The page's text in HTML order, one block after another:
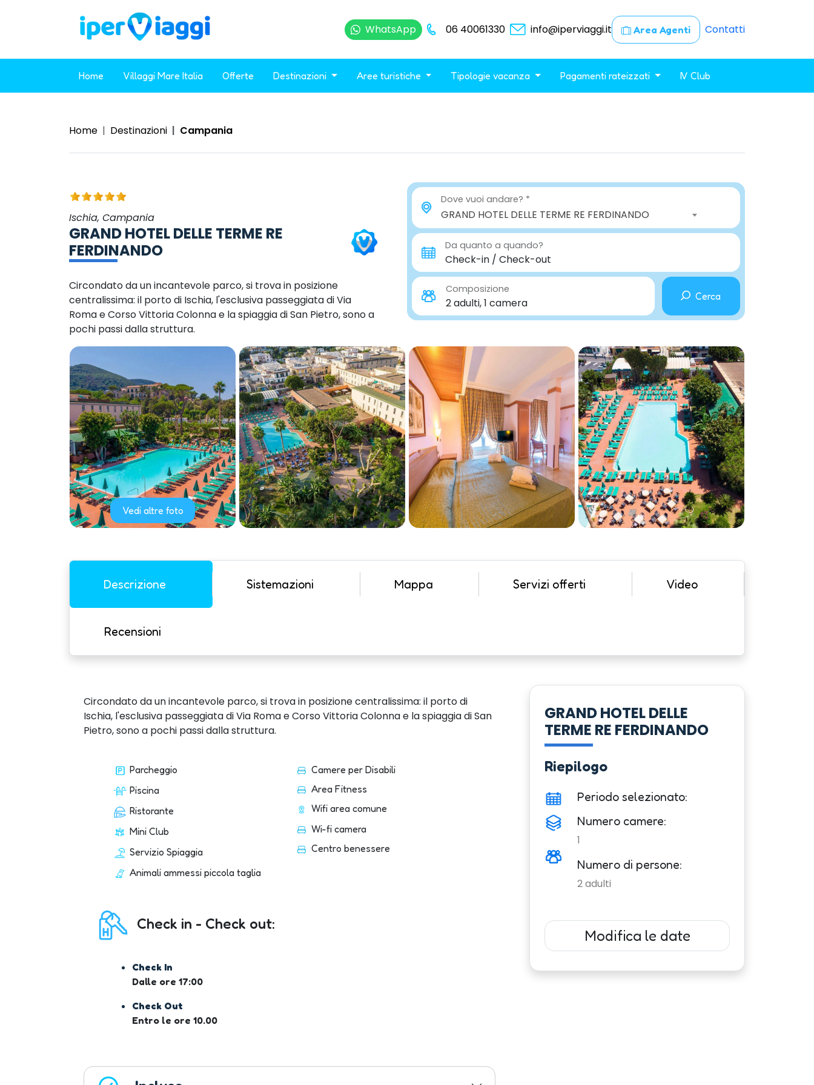
WhatsApp 06 40061330 info@iperviaggi.it Area Agenti Contatti
Home Villaggi Mare Italia Offerte Destinazioni Aree turistiche Tipologie vacanza Pagamenti rateizzati IV Club
Home Destinazioni Campania
Ischia, Campania
GRAND HOTEL DELLE TERME RE
FERDINANDO
Circondato da un incantevole parco, si trova in posizione
centralissima: il porto di Ischia, l'esclusiva passeggiata di Via
Roma e Corso Vittoria Colonna e la spiaggia di San Pietro, sono a
pochi passi dalla struttura.
Dove vuoi andare?
GRAND HOTEL DELLE TERME RE FERDINANDO
Da quanto a quando?
Check-in / Check-out
Composizione
2 adulti, 1 camera Cerca
Vedi altre foto
Descrizione Sistemazioni Mappa Servizi offerti Video
Recensioni
Circondato da un incantevole parco, si trova in posizione centralissima: il porto di
Ischia, l'esclusiva passeggiata di Via Roma e Corso Vittoria Colonna e la spiaggia di San
Pietro, sono a pochi passi dalla struttura.
Parcheggio
Piscina
Ristorante
Mini Club
Servizio Spiaggia
Animali ammessi piccola taglia
Camere per Disabili
Area Fitness
Wifi area comune
Wi-fi camera
Centro benessere
Check in - Check out:
Check In
Dalle ore 17:00
Check Out
Entro le ore 10.00
GRAND HOTEL DELLE
TERME RE FERDINANDO
Riepilogo
Periodo selezionato:
Numero camere:
1
Numero di persone:
2adulti
Modifica le date